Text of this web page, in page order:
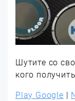
Шутите со
кого
Play Google |